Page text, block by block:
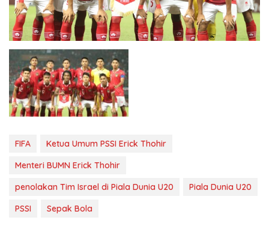
FIFA
Ketua Umum PSSI Erick Thohir
Menteri BUMN Erick Thohir
penolakan Tim Israel di Piala Dunia U20
Piala Dunia U20
PSSI
Sepak Bola